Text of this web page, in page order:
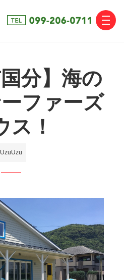
toggle
国分】海の
ファーズ
ス！
UzuUzu